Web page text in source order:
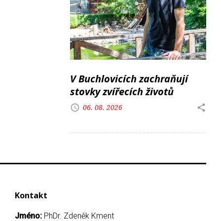
V Buchlovicích zachraňují
stovky zvířecích životů
06. 08. 2026
Kontakt
Jméno: PhDr. Zdeněk Kment